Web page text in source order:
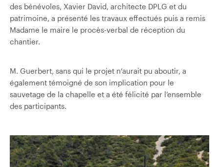
des bénévoles, Xavier David, architecte DPLG et du
patrimoine, a présenté les travaux effectués puis a remis
Madame le maire le procès-verbal de réception du
chantier.
M. Guerbert, sans qui le projet n’aurait pu aboutir, a
également témoigné de son implication pour le
sauvetage de la chapelle et a été félicité par l’ensemble
des participants.